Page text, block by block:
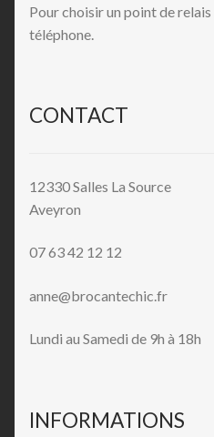
Pour choisir un point de
téléphone.
CONTACT
12330 Salles La Source
Aveyron
07 63 42 12 12
anne@brocantechic.fr
Lundi au Samedi de 9h à 18h
INFORMATIONS